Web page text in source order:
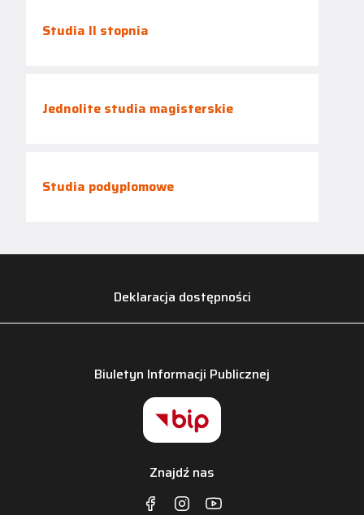
Studia II stopnia
Jednolite studia magisterskie
Studia podyplomowe
Deklaracja dostępności
Biuletyn Informacji Publicznej
Znajdź nas